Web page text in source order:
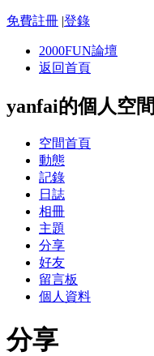
免費註冊 |登錄
2000FUN論壇
返回首頁
yanfai的個人空間
空間首頁
動態
記錄
日誌
相冊
主題
分享
好友
留言板
個人資料
分享